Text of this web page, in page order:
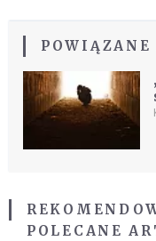
POLECANE